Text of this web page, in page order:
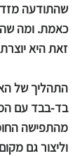
שהתודעה
כאמת. ומה
זאת היא
התהליך של
בד-בבד עם
מהתפישה
וליצור גם